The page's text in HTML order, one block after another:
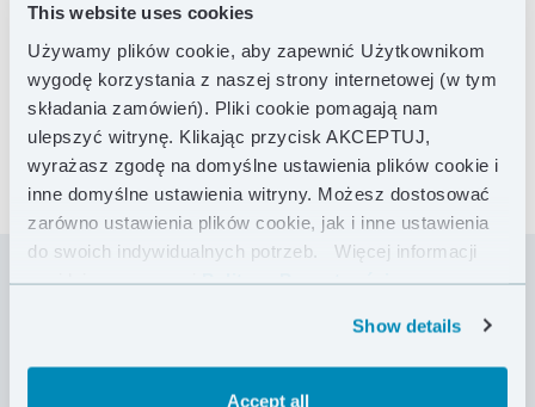
This website uses cookies
Używamy plików cookie, aby zapewnić Użytkownikom
wygodę korzystania z naszej strony internetowej (w tym
składania zamówień). Pliki cookie pomagają nam
ulepszyć witrynę. Klikając przycisk AKCEPTUJ,
wyrażasz zgodę na domyślne ustawienia plików cookie i
inne domyślne ustawienia witryny. Możesz dostosować
zarówno ustawienia plików cookie, jak i inne ustawienia
do swoich indywidualnych potrzeb.
Więcej informacji
znajdziesz w naszejPolityce Prywatności .
Show details
Accept all
Produkowana już od ponad 10 lat mata Z Lite
wykonania i wielką funkcjonalnością użytkowania.